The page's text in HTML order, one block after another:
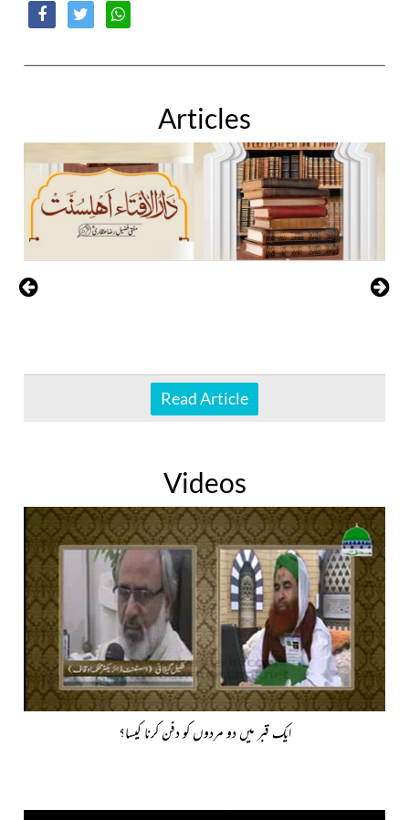
Articles
Read Article
Videos
ایک قبر میں دو مردوں کو دفن کرنا کیسا؟